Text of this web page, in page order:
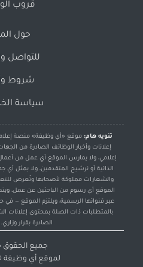
قروب
حول
للتواصل
شروط
سياسة
تنويه هام: موقع «أي وظيفة» منصة
إعلانات وأخبار الوظائف الصادرة من
إعلامي، ولا يمارس الموقع أي عمل من
الذاتية أو ترشيح المتقدمين، ولا يمثل
والشعارات مملوكة لأصحابها وتُعرض
الموقع أي رسوم من الباحثين عن عمل،
عبر قنواتها الرسمية، ويلتزم الموقع — في
بالمتطلبات ذات الصلة بمحتوى إعلانات
الصادرة بقرار وزاري.
جميع
لموقع أي وظيفة